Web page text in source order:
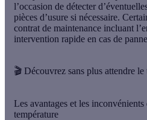
l’occasion de détecter
pièces d’usure si nécessaire.
contrat de maintenance incluant
intervention rapide en cas de
🎬 Découvrez sans plus attendre
Les avantages et les inconvénients
température